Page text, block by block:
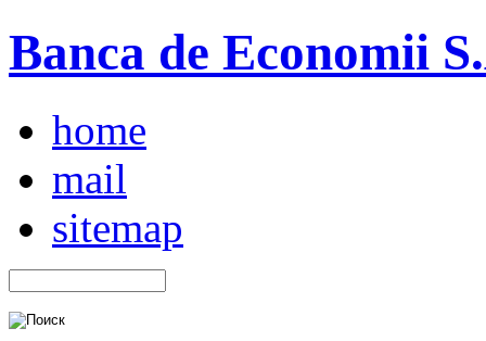
Banca de Economii
home
mail
sitemap